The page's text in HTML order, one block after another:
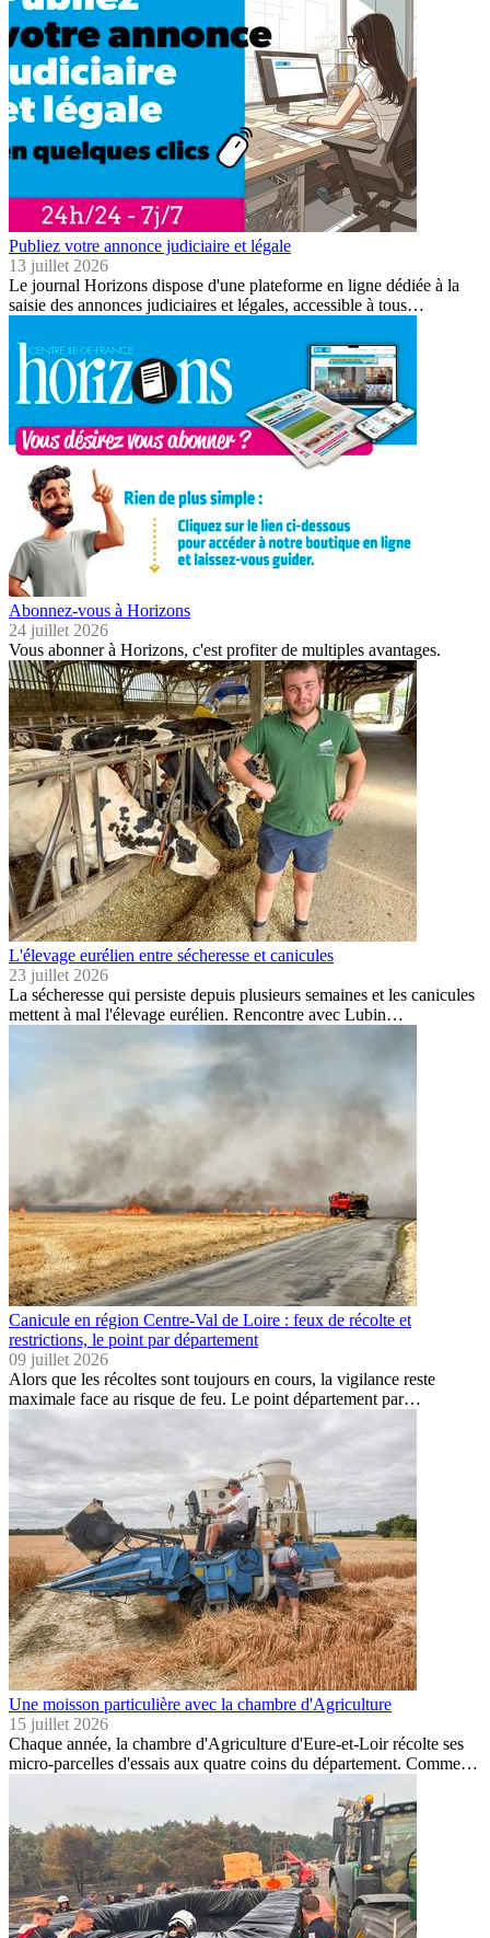
Publiez votre annonce judiciaire et légale
13 juillet 2026
Le journal Horizons dispose d'une plateforme en ligne dédiée à la
saisie des annonces judiciaires et légales, accessible à tous…
Abonnez-vous à Horizons
24 juillet 2026
Vous abonner à Horizons, c'est profiter de multiples avantages.
L'élevage eurélien entre sécheresse et canicules
23 juillet 2026
La sécheresse qui persiste depuis plusieurs semaines et les canicules
mettent à mal l'élevage eurélien. Rencontre avec Lubin…
Canicule en région Centre-Val de Loire : feux de récolte et
restrictions, le point par département
09 juillet 2026
Alors que les récoltes sont toujours en cours, la vigilance reste
maximale face au risque de feu. Le point département par…
Une moisson particulière avec la chambre d'Agriculture
15 juillet 2026
Chaque année, la chambre d'Agriculture d'Eure-et-Loir récolte ses
micro-parcelles d'essais aux quatre coins du département. Comme…